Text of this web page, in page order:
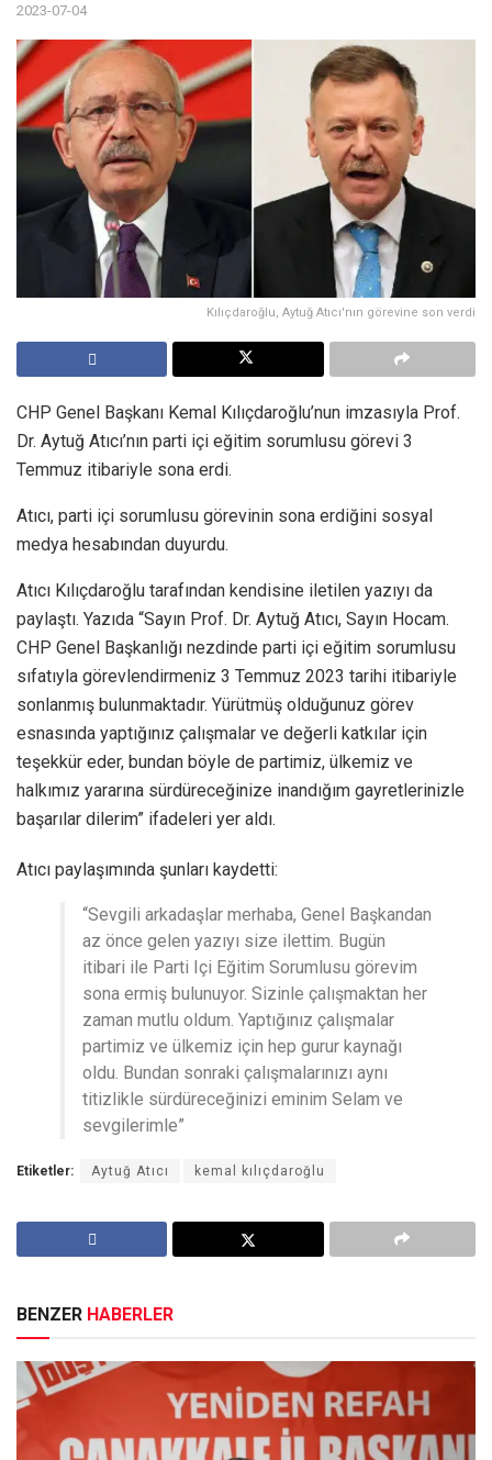
2023-07-04
Kılıçdaroğlu, Aytuğ Atıcı'nın görevine son verdi
CHP Genel Başkanı Kemal Kılıçdaroğlu’nun imzasıyla Prof.
Dr. Aytuğ Atıcı’nın parti içi eğitim sorumlusu görevi 3
Temmuz itibariyle sona erdi.
Atıcı, parti içi sorumlusu görevinin sona erdiğini sosyal
medya hesabından duyurdu.
Atıcı Kılıçdaroğlu tarafından kendisine iletilen yazıyı da
paylaştı. Yazıda “Sayın Prof. Dr. Aytuğ Atıcı, Sayın Hocam.
CHP Genel Başkanlığı nezdinde parti içi eğitim sorumlusu
sıfatıyla görevlendirmeniz 3 Temmuz 2023 tarihi itibariyle
sonlanmış bulunmaktadır. Yürütmüş olduğunuz görev
esnasında yaptığınız çalışmalar ve değerli katkılar için
teşekkür eder, bundan böyle de partimiz, ülkemiz ve
halkımız yararına sürdüreceğinize inandığım gayretlerinizle
başarılar dilerim” ifadeleri yer aldı.
Atıcı paylaşımında şunları kaydetti:
“Sevgili arkadaşlar merhaba, Genel Başkandan
az önce gelen yazıyı size ilettim. Bugün
itibari ile Parti Içi Eğitim Sorumlusu görevim
sona ermiş bulunuyor. Sizinle çalışmaktan her
zaman mutlu oldum. Yaptığınız çalışmalar
partimiz ve ülkemiz için hep gurur kaynağı
oldu. Bundan sonraki çalışmalarınızı aynı
titizlikle sürdüreceğinizi eminim Selam ve
sevgilerimle”
Etiketler: Aytuğ Atıcı kemal kılıçdaroğlu
BENZER HABERLER